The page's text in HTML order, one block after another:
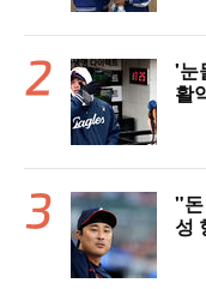
'눈
활
"돈
성